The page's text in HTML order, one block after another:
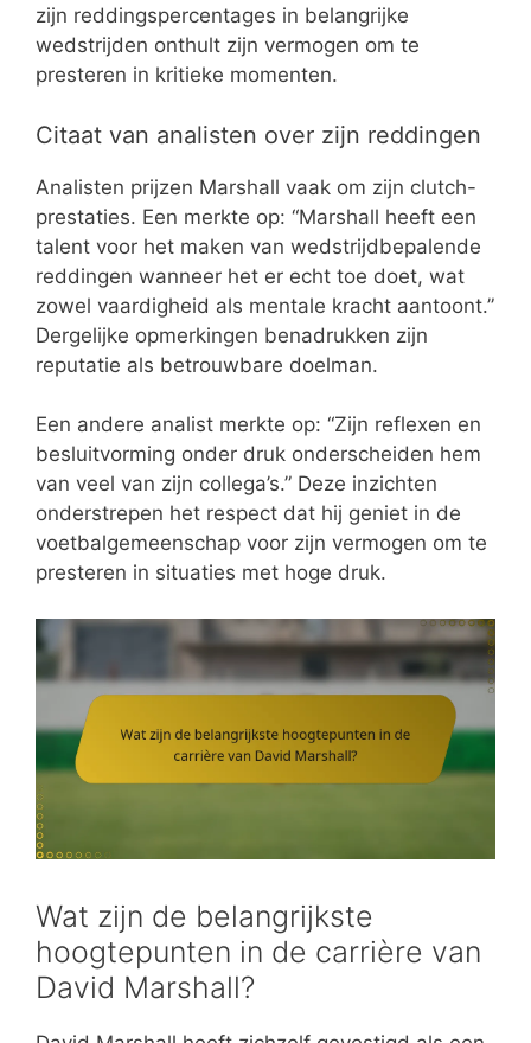
zijn reddingspercentages in belangrijke
wedstrijden onthult zijn vermogen om te
presteren in kritieke momenten.
Citaat van analisten over zijn reddingen
Analisten prijzen Marshall vaak om zijn clutch-
prestaties. Een merkte op: “Marshall heeft een
talent voor het maken van wedstrijdbepalende
reddingen wanneer het er echt toe doet, wat
zowel vaardigheid als mentale kracht aantoont.”
Dergelijke opmerkingen benadrukken zijn
reputatie als betrouwbare doelman.
Een andere analist merkte op: “Zijn reflexen en
besluitvorming onder druk onderscheiden hem
van veel van zijn collega’s.” Deze inzichten
onderstrepen het respect dat hij geniet in de
voetbalgemeenschap voor zijn vermogen om te
presteren in situaties met hoge druk.
Wat zijn de belangrijkste
hoogtepunten in de carrière van
David Marshall?